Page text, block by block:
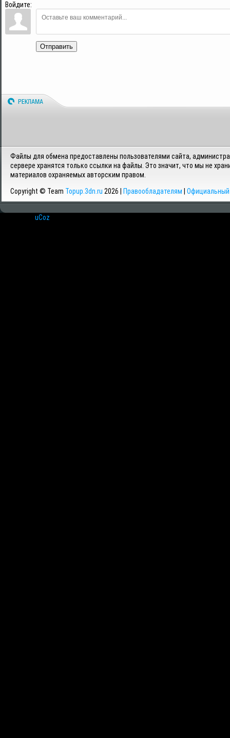
Войдите:
Отправить
Файлы для обмена предоставлены пользователями сайта,
сервере хранятся только ссылки на файлы. Это значит, что мы не
материалов охраняемых авторским правом.
Copyright © Team Topup.3dn.ru 2026 | Правообладателям Официальный
uCoz